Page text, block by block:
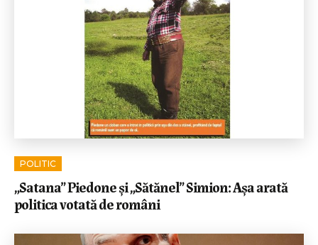
POLITIC
„Satana” Piedone și „Sătănel” Simion: Așa arată
politica votată de români